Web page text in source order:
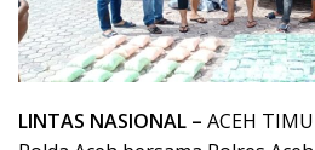
LINTAS NASIONAL – ACEH